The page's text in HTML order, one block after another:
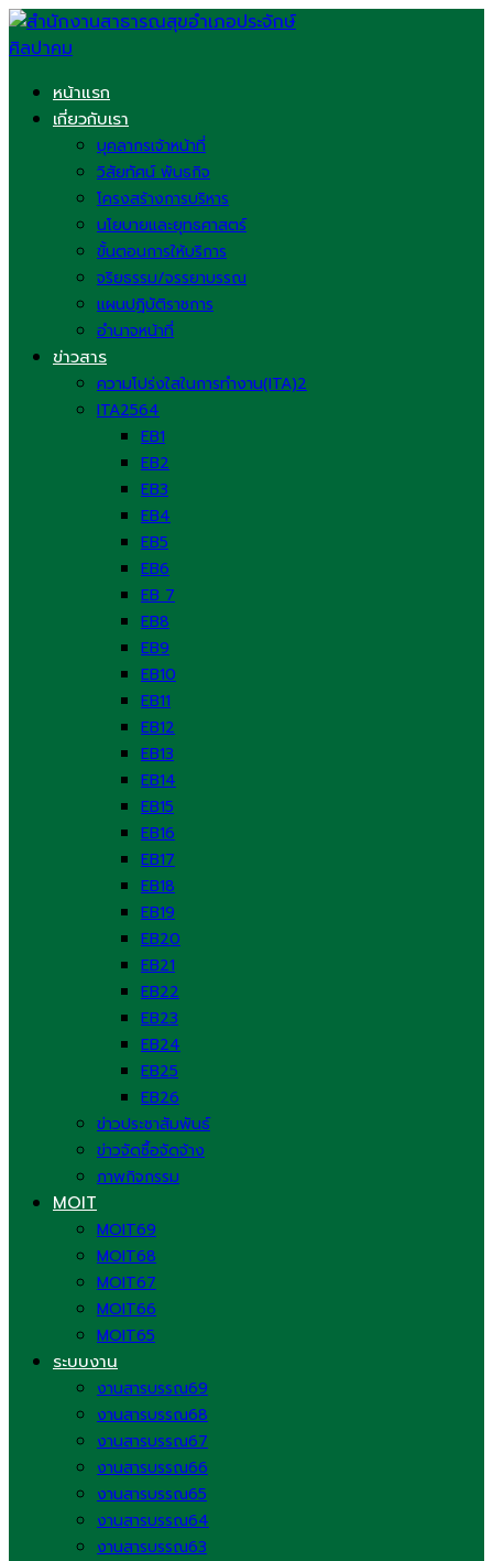
Skip
to
หน้าแรก
เกี่ยวกับเรา
บุคลากรเจ้าหน้าที่
วิสัยทัศน์ พันธกิจ
โครงสร้างการบริหาร
นโยบายและยุทธศาสตร์
ขั้นตอนการให้บริการ
จริยธรรม/จรรยาบรรณ
แผนปฏิบัติราชการ
อำนาจหน้าที่
ข่าวสาร
ความโปร่งใสในการทำงาน(ITA)2
ITA2564
EB1
EB2
EB3
EB4
EB5
EB6
EB 7
EB8
EB9
EB10
EB11
EB12
EB13
EB14
EB15
EB16
EB17
EB18
EB19
EB20
EB21
EB22
EB23
EB24
EB25
EB26
ข่าวประชาสัมพันธ์
ข่าวจัดซื้อจัดจ้าง
ภาพกิจกรรม
MOIT
MOIT69
MOIT68
MOIT67
MOIT66
MOIT65
ระบบงาน
งานสารบรรณ69
งานสารบรรณ68
งานสารบรรณ67
งานสารบรรณ66
งานสารบรรณ65
งานสารบรรณ64
งานสารบรรณ63